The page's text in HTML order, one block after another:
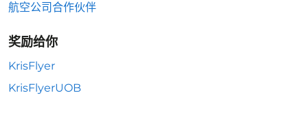
航空公司合作伙伴
奖励给你
KrisFlyer
KrisFlyerUOB